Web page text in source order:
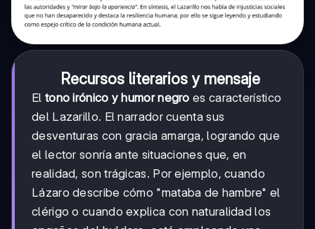
Recursos literarios y mensaje
El tono irónico y humor negro es característico
del Lazarillo. El narrador cuenta sus
desventuras con gracia amarga, logrando que
el lector sonría ante situaciones que, en
realidad, son trágicas. Por ejemplo, cuando
Lázaro describe cómo "mataba de hambre" el
clérigo o cuando explica con naturalidad los